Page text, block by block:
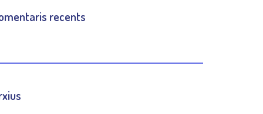
recents